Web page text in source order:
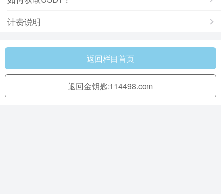
计费说明
返回栏目首页
返回金钥匙:114498.com